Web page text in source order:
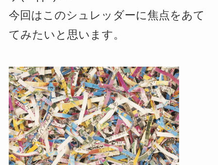
今回はこのシュレッダーに焦点をあて
てみたいと思います。